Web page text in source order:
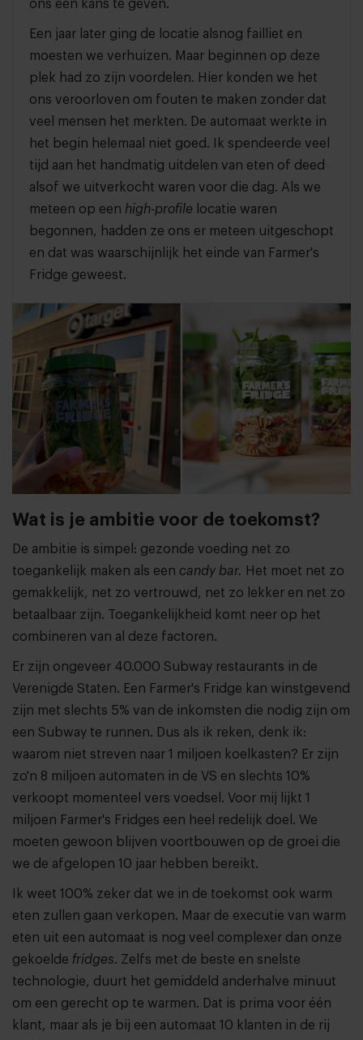
ons een kans te geven.
Een jaar later ging de locatie alsnog failliet en
moesten we verhuizen. Maar beginnen op deze
plek had zo zijn voordelen. Hier konden we het
ons veroorloven om fouten te maken zonder dat
veel mensen het merkten. De automaat werkte in
het begin helemaal niet goed. Ik spendeerde veel
tijd aan het handmatig uitdelen van eten of deed
alsof we uitverkocht waren voor die dag. Als we
meteen op een high-profile locatie waren
begonnen, hadden ze ons er meteen uitgeschopt
en dat was waarschijnlijk het einde van Farmer's
Fridge geweest.
Wat is je ambitie voor de toekomst?
De ambitie is simpel: gezonde voeding net zo
toegankelijk maken als een candy bar. Het moet net zo
gemakkelijk, net zo vertrouwd, net zo lekker en net zo
betaalbaar zijn. Toegankelijkheid komt neer op het
combineren van al deze factoren.
Er zijn ongeveer 40.000 Subway restaurants in de
Verenigde Staten. Een Farmer's Fridge kan winstgevend
zijn met slechts 5% van de inkomsten die nodig zijn om
een Subway te runnen. Dus als ik reken, denk ik:
waarom niet streven naar 1 miljoen koelkasten? Er zijn
zo'n 8 miljoen automaten in de VS en slechts 10%
verkoopt momenteel vers voedsel. Voor mij lijkt 1
miljoen Farmer's Fridges een heel redelijk doel. We
moeten gewoon blijven voortbouwen op de groei die
we de afgelopen 10 jaar hebben bereikt.
Ik weet 100% zeker dat we in de toekomst ook warm
eten zullen gaan verkopen. Maar de executie van warm
eten uit een automaat is nog veel complexer dan onze
gekoelde fridges. Zelfs met de beste en snelste
technologie, duurt het gemiddeld anderhalve minuut
om een gerecht op te warmen. Dat is prima voor één
klant, maar als je bij een automaat 10 klanten in de rij